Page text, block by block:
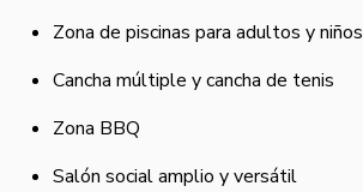
Zona de piscinas para adultos y niños
Cancha múltiple y cancha de tenis
Zona BBQ
Salón social amplio y versátil